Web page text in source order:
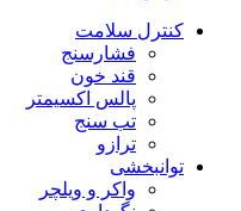
کنترل سلامت
فشارسنج
قند خون
پالس اکسیمتر
تب سنج
ترازو
توانبخشی
واکر و ویلچر